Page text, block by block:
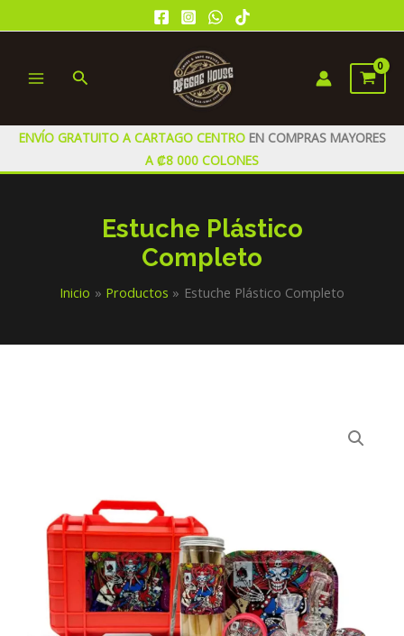
al
MENU
Buscar
ENVÍO GRATUITO A CARTAGO CENTRO EN COMPRAS MAYORES
A ₡8 000 COLONES
Estuche Plástico
Completo
Inicio Productos Estuche Plástico Completo